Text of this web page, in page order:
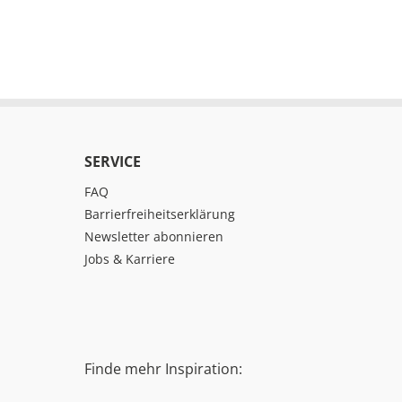
SERVICE
FAQ
Barrierfreiheitserklärung
Newsletter abonnieren
Jobs & Karriere
Finde mehr Inspiration: